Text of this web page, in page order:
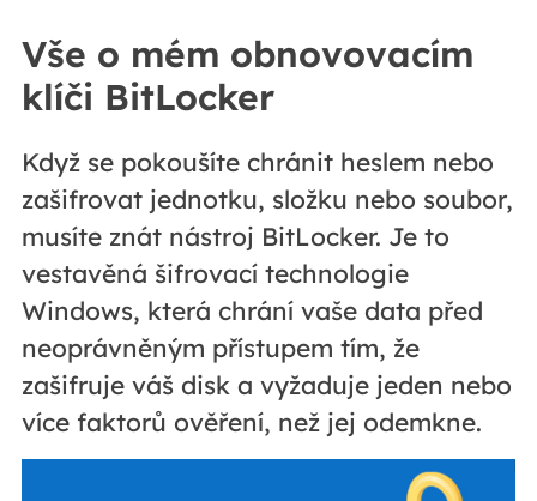
Vše o mém obnovovacím
klíči BitLocker
Když se pokoušíte chránit heslem nebo
zašifrovat jednotku, složku nebo soubor,
musíte znát nástroj BitLocker. Je to
vestavěná šifrovací technologie
Windows, která chrání vaše data před
neoprávněným přístupem tím, že
zašifruje váš disk a vyžaduje jeden nebo
více faktorů ověření, než jej odemkne.